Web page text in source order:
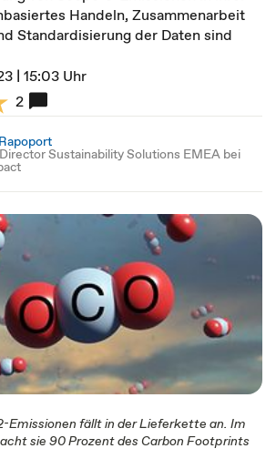
Handeln, Zusammenarbeit
Standardisierung der Daten sind
| 15:03 Uhr
2
Sustainability Solutions EMEA bei
Emissionen fällt in der Lieferkette an. Im
sie 90 Prozent des Carbon Footprints